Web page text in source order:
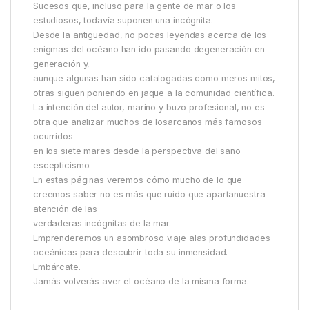
Sucesos que, incluso para la gente de mar o los
estudiosos, todavía suponen una incógnita.
Desde la antigüedad, no pocas leyendas acerca de los
enigmas del océano han ido pasando degeneración en
generación y,
aunque algunas han sido catalogadas como meros mitos,
otras siguen poniendo en jaque a la comunidad científica.
La intención del autor, marino y buzo profesional, no es
otra que analizar muchos de losarcanos más famosos
ocurridos
en los siete mares desde la perspectiva del sano
escepticismo.
En estas páginas veremos cómo mucho de lo que
creemos saber no es más que ruido que apartanuestra
atención de las
verdaderas incógnitas de la mar.
Emprenderemos un asombroso viaje alas profundidades
oceánicas para descubrir toda su inmensidad.
Embárcate.
Jamás volverás aver el océano de la misma forma.